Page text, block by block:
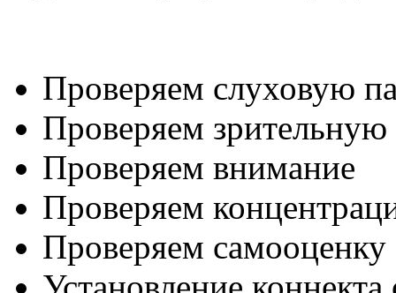
Проверяем слуховую
Проверяем зрительную
Проверяем внимание
Проверяем
Проверяем самооценку